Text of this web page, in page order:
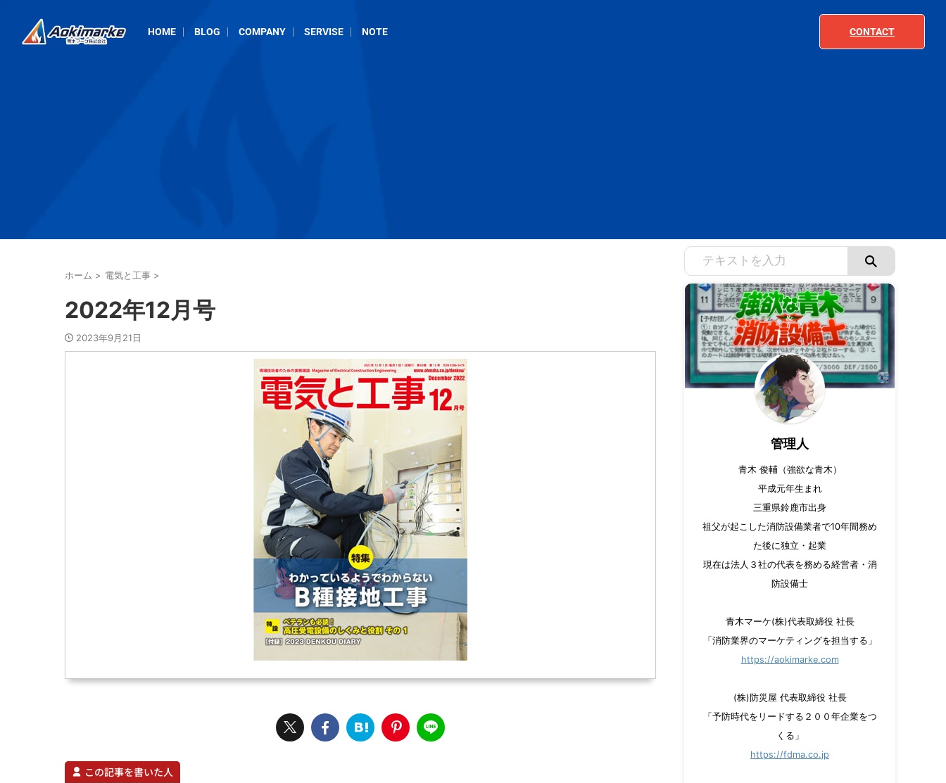
HOME BLOG COMPANY SERVISE NOTE CONTACT
ホーム > 電気と工事 >
2022年12月号
2023年9月21日
この記事を書いた人
管理人
青木 俊輔（強欲な青木）
平成元年生まれ
三重県鈴鹿市出身
祖父が起こした消防設備業者で10年間務め
た後に独立・起業
現在は法人３社の代表を務める経営者・消
防設備士
青木マーケ(株)代表取締役 社長
「消防業界のマーケティングを担当する」
https://aokimarke.com
(株)防災屋 代表取締役 社長
「予防時代をリードする２００年企業をつ
くる」
https://fdma.co.jp